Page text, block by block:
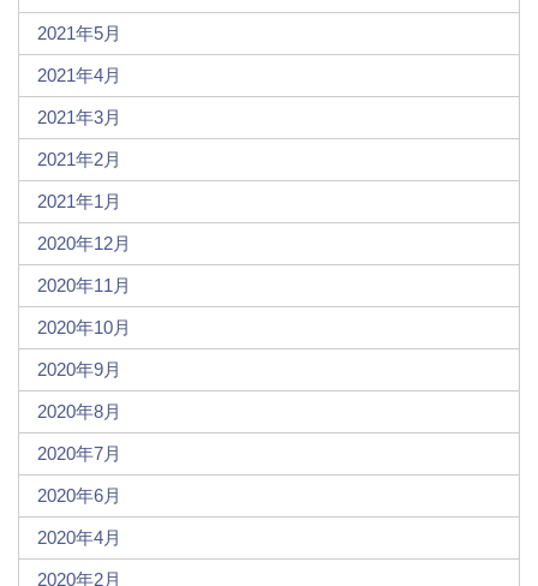
2021年5月
2021年4月
2021年3月
2021年2月
2021年1月
2020年12月
2020年11月
2020年10月
2020年9月
2020年8月
2020年7月
2020年6月
2020年4月
2020年2月